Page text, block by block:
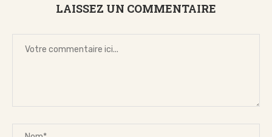
LAISSEZ UN COMMENTAIRE